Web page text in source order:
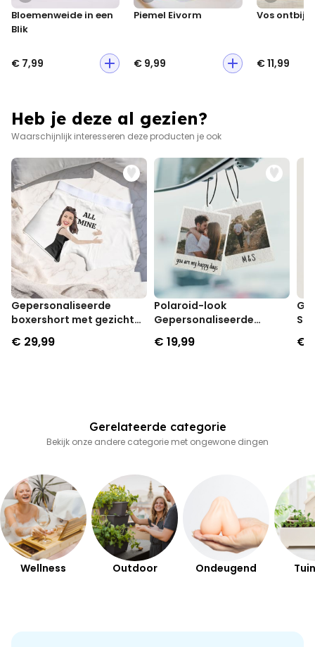
Bloemenweide in een
Blik
€ 7,99
Piemel Eivorm
€ 9,99
Vos
€ 11,99
Heb je deze al gezien?
Waarschijnlijk interesseren deze producten je ook
Gepersonaliseerde
boxershort met gezicht
en tekst
€ 29,99
Polaroid-look
Gepersonaliseerde
Geurhanger set van 2
€ 19,99 €
Gerelateerde categorie
Bekijk onze andere categorie met ongewone dingen
Wellness Outdoor Ondeugend